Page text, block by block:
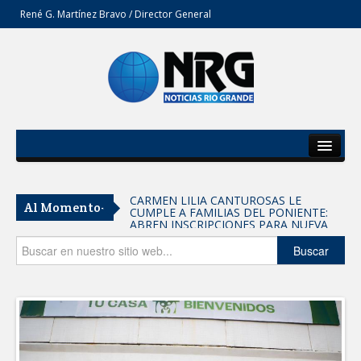
René G. Martínez Bravo / Director General
Del Estado
Secciones
Opinión
Al Momento- CARMEN LILIA CANTUROSAS LE
CUMPLE A FAMILIAS DEL PONIENTE:
ABREN INSCRIPCIONES PARA NUEVA
PRIMARIA EN EL PROGRESO
Entrega SEBIEN paquetes alimentarios
en Tampico
FORTALECE IMJUVE SALUD MENTAL DE
JÓVENES CON TERAPIAS PSICOLÓGICAS
GRATUITAS
Llama Carlos Peña Ortiz a realizar
investigación en tema de la refinería
Buscar